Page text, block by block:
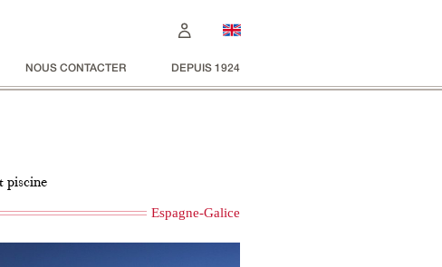
NOUS CONTACTER DEPUIS 1924
piscine
Espagne-Galice